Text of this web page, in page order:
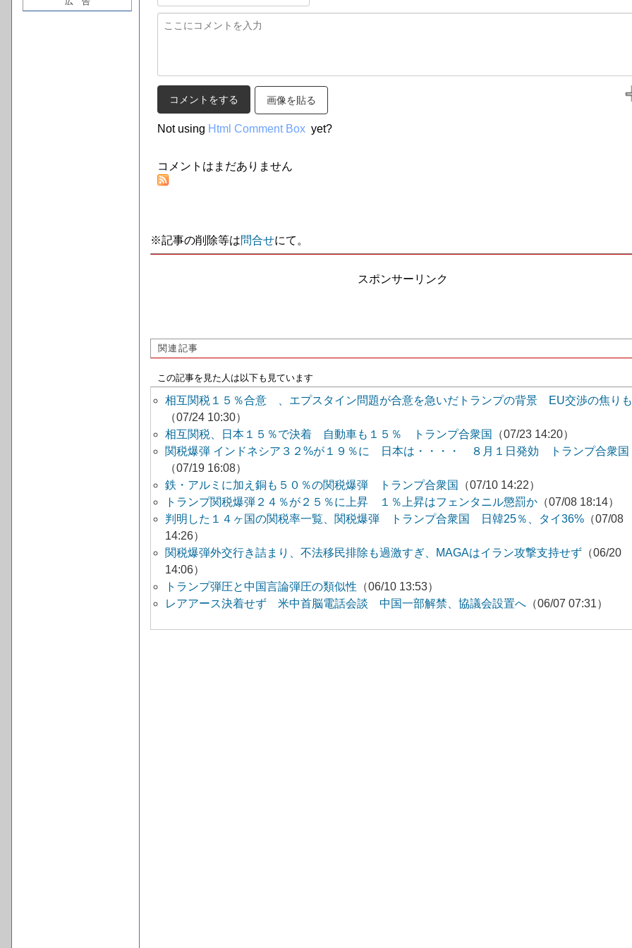
画像を貼る
Not using Html Comment Box yet?
コメントはまだありません
※記事の削除等は問合せにて。
スポンサーリンク
関連記事
この記事を見た人は以下も見ています
相互関税１５％合意 、エプスタイン問題が合意を急いだトランプの背景 EU交渉の焦りも
（07/24 10:30）
相互関税、日本１５％で決着 自動車も１５％ トランプ合衆国
（07/23 14:20）
関税爆弾 インドネシア３２%が１９％に 日本は・・・・ ８月１日発効 トランプ合衆国
（07/19 16:08）
鉄・アルミに加え銅も５０％の関税爆弾 トランプ合衆国
（07/10 14:22）
トランプ関税爆弾２４％が２５％に上昇 １％上昇はフェンタニル懲罰か （07/08 18:14）
判明した１４ヶ国の関税率一覧、関税爆弾 トランプ合衆国 日韓25％、タイ36% （07/08
14:26）
関税爆弾外交行き詰まり、不法移民排除も過激すぎ、MAGAはイラン攻撃支持せず （06/20
14:06）
トランプ弾圧と中国言論弾圧の類似性 （06/10 13:53）
レアアース決着せず 米中首脳電話会談 中国一部解禁、協議会設置へ （06/07 07:31）